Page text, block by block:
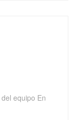
equipo En